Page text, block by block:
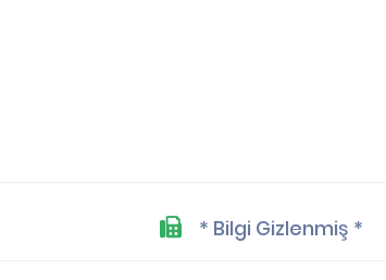
* Bilgi Gizlenmiş *